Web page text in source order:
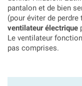
pantalon et de bien
(pour éviter de
ventilateur électrique
Le ventilateur
pas comprises.